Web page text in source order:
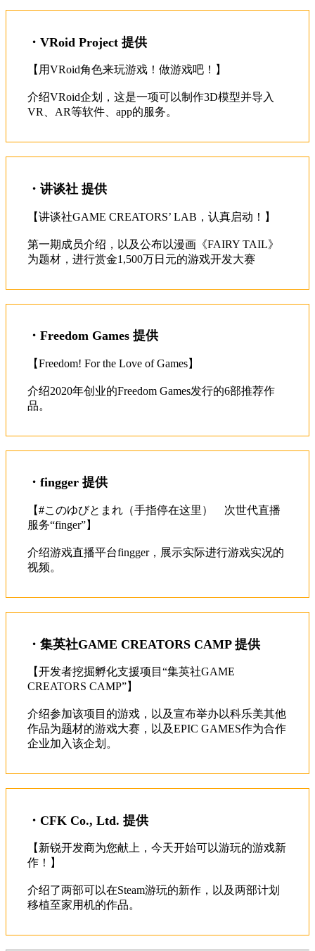
・VRoid Project 提供
【用VRoid角色来玩游戏！做游戏吧！】
介绍VRoid企划，这是一项可以制作3D模型并导入
・讲谈社 提供
【讲谈社GAME CREATORS’ LAB，认真启动！】
第一期成员介绍，以及公布以漫画《FAIRY TAIL》
・Freedom Games 提供
【Freedom! For the Love of Games】
介绍2020年创业的Freedom Games发行的6部推荐作
・fingger 提供
【#このゆびとまれ（手指停在这里）　次世代直播
服务“finger”】
介绍游戏直播平台fingger，展示实际进行游戏实况的
・集英社GAME CREATORS CAMP 提供
【开发者挖掘孵化支援项目“集英社GAME
CREATORS CAMP”】
介绍参加该项目的游戏，以及宣布举办以科乐美其他
作品为题材的游戏大赛，以及EPIC GAMES作为合作
・CFK Co., Ltd. 提供
【新锐开发商为您献上，今天开始可以游玩的游戏新
作！】
介绍了两部可以在Steam游玩的新作，以及两部计划